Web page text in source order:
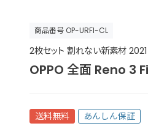
商品番号 OP-URFI-CL
2枚セット 割れない新素材
OPPO 全面 Reno 3
送料無料 あんしん保証